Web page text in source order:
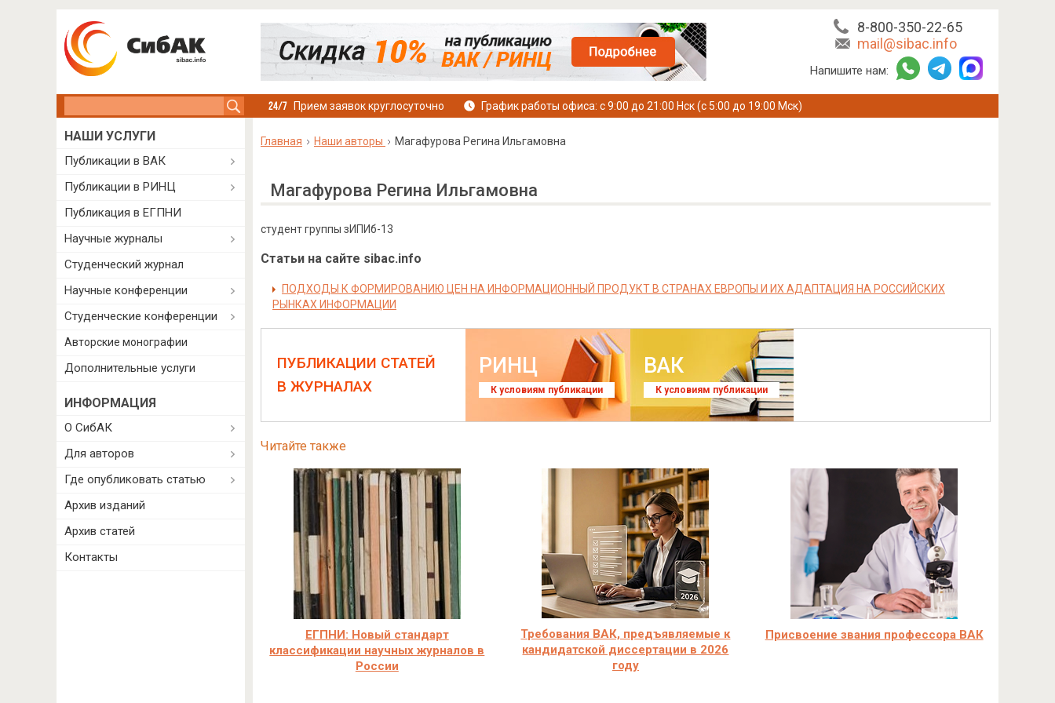
8-800-350-22-65
mail@sibac.info
Напишите нам:
Прием заявок круглосуточно График работы офиса: с 9:00 до 21:00 Нск (с 5:00 до 19:00 Мск)
Главная Наши авторы Магафурова Регина Ильгамовна
Магафурова Регина Ильгамовна
студент группы зИПИб-13
Статьи на сайте sibac.info
ПОДХОДЫ К ФОРМИРОВАНИЮ ЦЕН НА ИНФОРМАЦИОННЫЙ ПРОДУКТ В СТРАНАХ ЕВРОПЫ И ИХ АДАПТАЦИЯ НА РОССИЙСКИХ
РЫНКАХ ИНФОРМАЦИИ
ПУБЛИКАЦИИ СТАТЕЙ
В ЖУРНАЛАХ
РИНЦ
К условиям публикации
ВАК
К условиям публикации
Читайте также
ЕГПНИ: Новый стандарт
классификации научных журналов в
России
Требования ВАК, предъявляемые к
кандидатской диссертации в 2026
году
Присвоение звания профессора ВАК
НАШИ УСЛУГИ
Публикации в ВАК
Публикации в РИНЦ
Публикация в ЕГПНИ
Научные журналы
Студенческий журнал
Научные конференции
Студенческие конференции
Авторские монографии
Дополнительные услуги
ИНФОРМАЦИЯ
О СибАК
Для авторов
Где опубликовать статью
Архив изданий
Архив статей
Контакты